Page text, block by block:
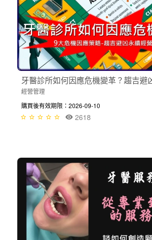
牙醫診所如何因應危機變革？趨吉避
經營管理
購買後有效期限：2026-09-10
2618